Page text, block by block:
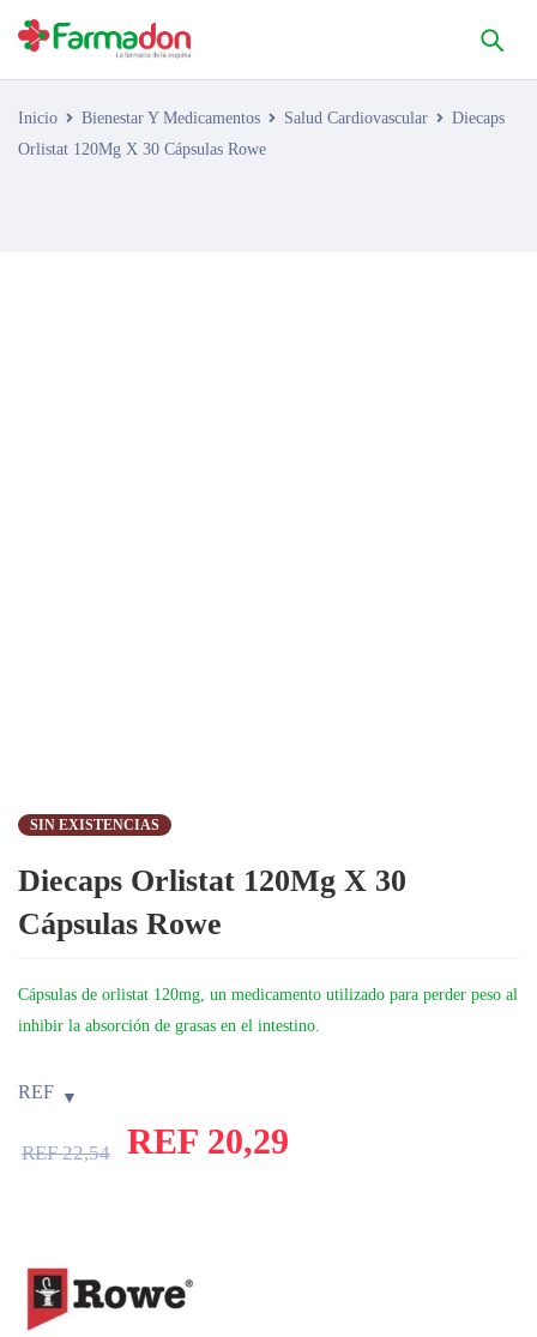
Inicio Bienestar Y Medicamentos Salud Cardiovascular
Diecaps
Orlistat 120Mg X 30 Cápsulas Rowe
SIN EXISTENCIAS
Diecaps Orlistat 120Mg X 30
Cápsulas Rowe
Cápsulas de orlistat 120mg, un medicamento utilizado para perder peso al
inhibir la absorción de grasas en el intestino.
REF
REF22,54 REF 20,29